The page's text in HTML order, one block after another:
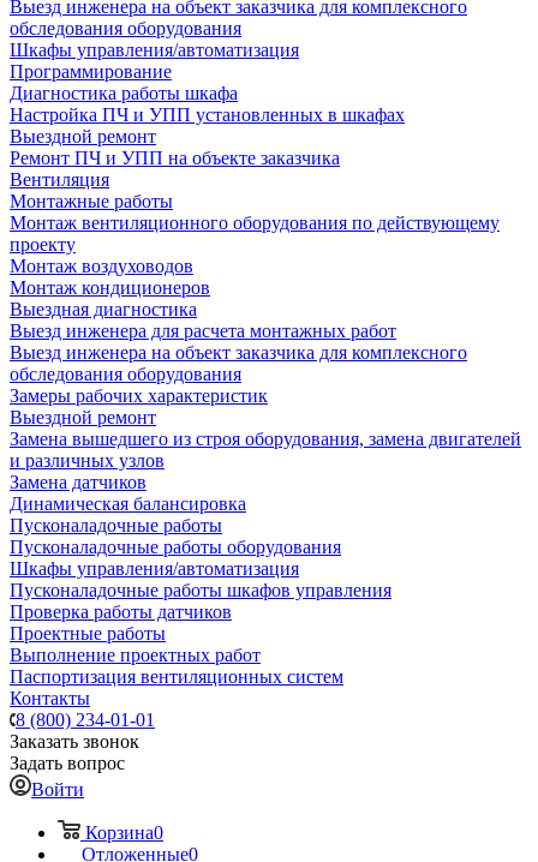
Выезд инженера на объект заказчика для комплексного
обследования оборудования
Шкафы управления/автоматизация
Программирование
Диагностика работы шкафа
Настройка ПЧ и УПП установленных в шкафах
Выездной ремонт
Ремонт ПЧ и УПП на объекте заказчика
Вентиляция
Монтажные работы
Монтаж вентиляционного оборудования по действующему
проекту
Монтаж воздуховодов
Монтаж кондиционеров
Выездная диагностика
Выезд инженера для расчета монтажных работ
Выезд инженера на объект заказчика для комплексного
обследования оборудования
Замеры рабочих характеристик
Выездной ремонт
Замена вышедшего из строя оборудования, замена двигателей
и различных узлов
Замена датчиков
Динамическая балансировка
Пусконаладочные работы
Пусконаладочные работы оборудования
Шкафы управления/автоматизация
Пусконаладочные работы шкафов управления
Проверка работы датчиков
Проектные работы
Выполнение проектных работ
Паспортизация вентиляционных систем
Контакты
8 (800) 234-01-01
Заказать звонок
Задать вопрос
Войти
Корзина0
Отложенные0